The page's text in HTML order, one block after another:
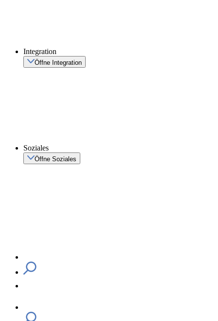
Integration
Öffne Integration
Soziales
Öffne Soziales